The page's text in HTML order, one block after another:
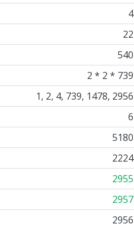
4
22
540
2 * 2 * 739
1, 2, 4, 739, 1478, 2956
6
5180
2224
2955
2957
2956